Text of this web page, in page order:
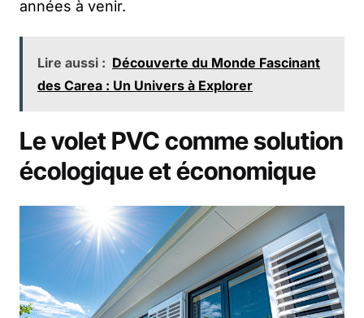
années à venir.
Lire aussi : Découverte du Monde Fascinant
des Carea : Un Univers à Explorer
Le volet PVC comme solution
écologique et économique